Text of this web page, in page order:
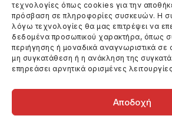
τεχνολογίες όπως cookies για την
πρόσβαση σε πληροφορίες συσκευών. Η
λόγω τεχνολογίες θα μας επιτρέψει να
δεδομένα προσωπικού χαρακτήρα, όπως
περιήγησης ή μοναδικά αναγνωριστικά σε
μη συγκατάθεση ή η ανάκληση της
επηρεάσει αρνητικά ορισμένες
Αποδοχή
Πολιτική Cookies (ΕΕ)
Στοιχεία Επικοινωνίας
Καλεσέ μας
(+30) 6974123481
Στείλε μας email
info@filmandtheater.gr